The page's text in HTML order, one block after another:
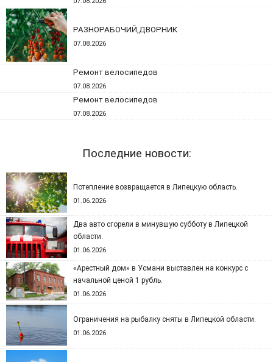
РАЗНОРАБОЧИЙ,ДВОРНИК
07.08.2026
Ремонт велосипедов
07.08.2026
Ремонт велосипедов
07.08.2026
Последние новости:
Потепление возвращается в Липецкую область.
01.06.2026
Два авто сгорели в минувшую субботу в Липецкой
области.
01.06.2026
«Арестный дом» в Усмани выставлен на конкурс с
начальной ценой 1 рубль.
01.06.2026
Ограничения на рыбалку сняты в Липецкой области.
01.06.2026